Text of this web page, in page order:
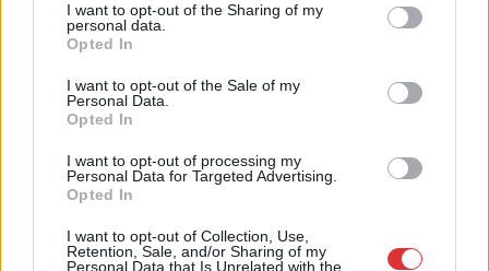
not limited to your visit or usage behaviour. You may click to
grant or deny consent to Google and its third-party tags to
use your data for below specified purposes in below Google
consent section.
I want to opt-out of the Sharing of my
personal data.
Opted In
I want to opt-out of the Sale of my
Personal Data.
Opted In
I want to opt-out of processing my
Personal Data for Targeted Advertising.
Opted In
I want to opt-out of Collection, Use,
Retention, Sale, and/or Sharing of my
Personal Data that Is Unrelated with the